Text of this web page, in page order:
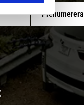
Prenumerera